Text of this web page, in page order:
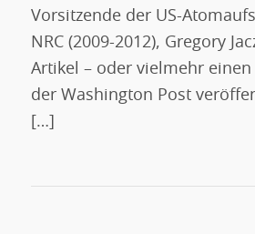
Vorsitzende der US-
NRC (2009-2012), Gregory
Artikel – oder vielmehr
der Washington Post
[…]